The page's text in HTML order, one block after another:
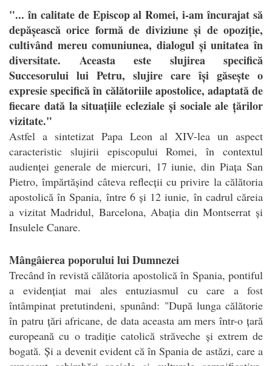
"... în calitate de Episcop al Romei, i-am încurajat să
depășească orice formă de diviziune și de opoziție,
cultivând mereu comuniunea, dialogul și unitatea în
diversitate. Aceasta este slujirea specifică
Succesorului lui Petru, slujire care își găsește o
expresie specifică în călătoriile apostolice, adaptată de
fiecare dată la situațiile ecleziale și sociale ale țărilor
vizitate."
Astfel a sintetizat Papa Leon al XIV-lea un aspect
caracteristic slujirii episcopului Romei, în contextul
audienței generale de miercuri, 17 iunie, din Piața San
Pietro, împărtășind câteva reflecții cu privire la călătoria
apostolică în Spania, între 6 și 12 iunie, în cadrul căreia
a vizitat Madridul, Barcelona, Abația din Montserrat și
Insulele Canare.
Mângâierea poporului lui Dumnezei
Trecând în revistă călătoria apostolică în Spania, pontiful
a evidențiat mai ales entuziasmul cu care a fost
întâmpinat pretutindeni, spunând: "După lunga călătorie
în patru țări africane, de data aceasta am mers într-o țară
europeană cu o tradiție catolică străveche și extrem de
bogată. Și a devenit evident că în Spania de astăzi, care a